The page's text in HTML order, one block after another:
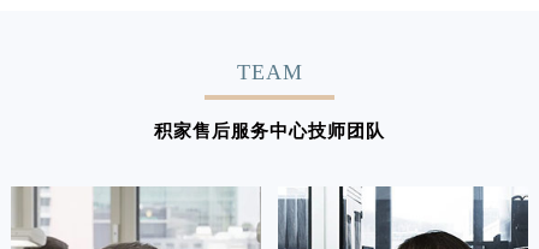
TEAM
积家售后服务中心技师团队